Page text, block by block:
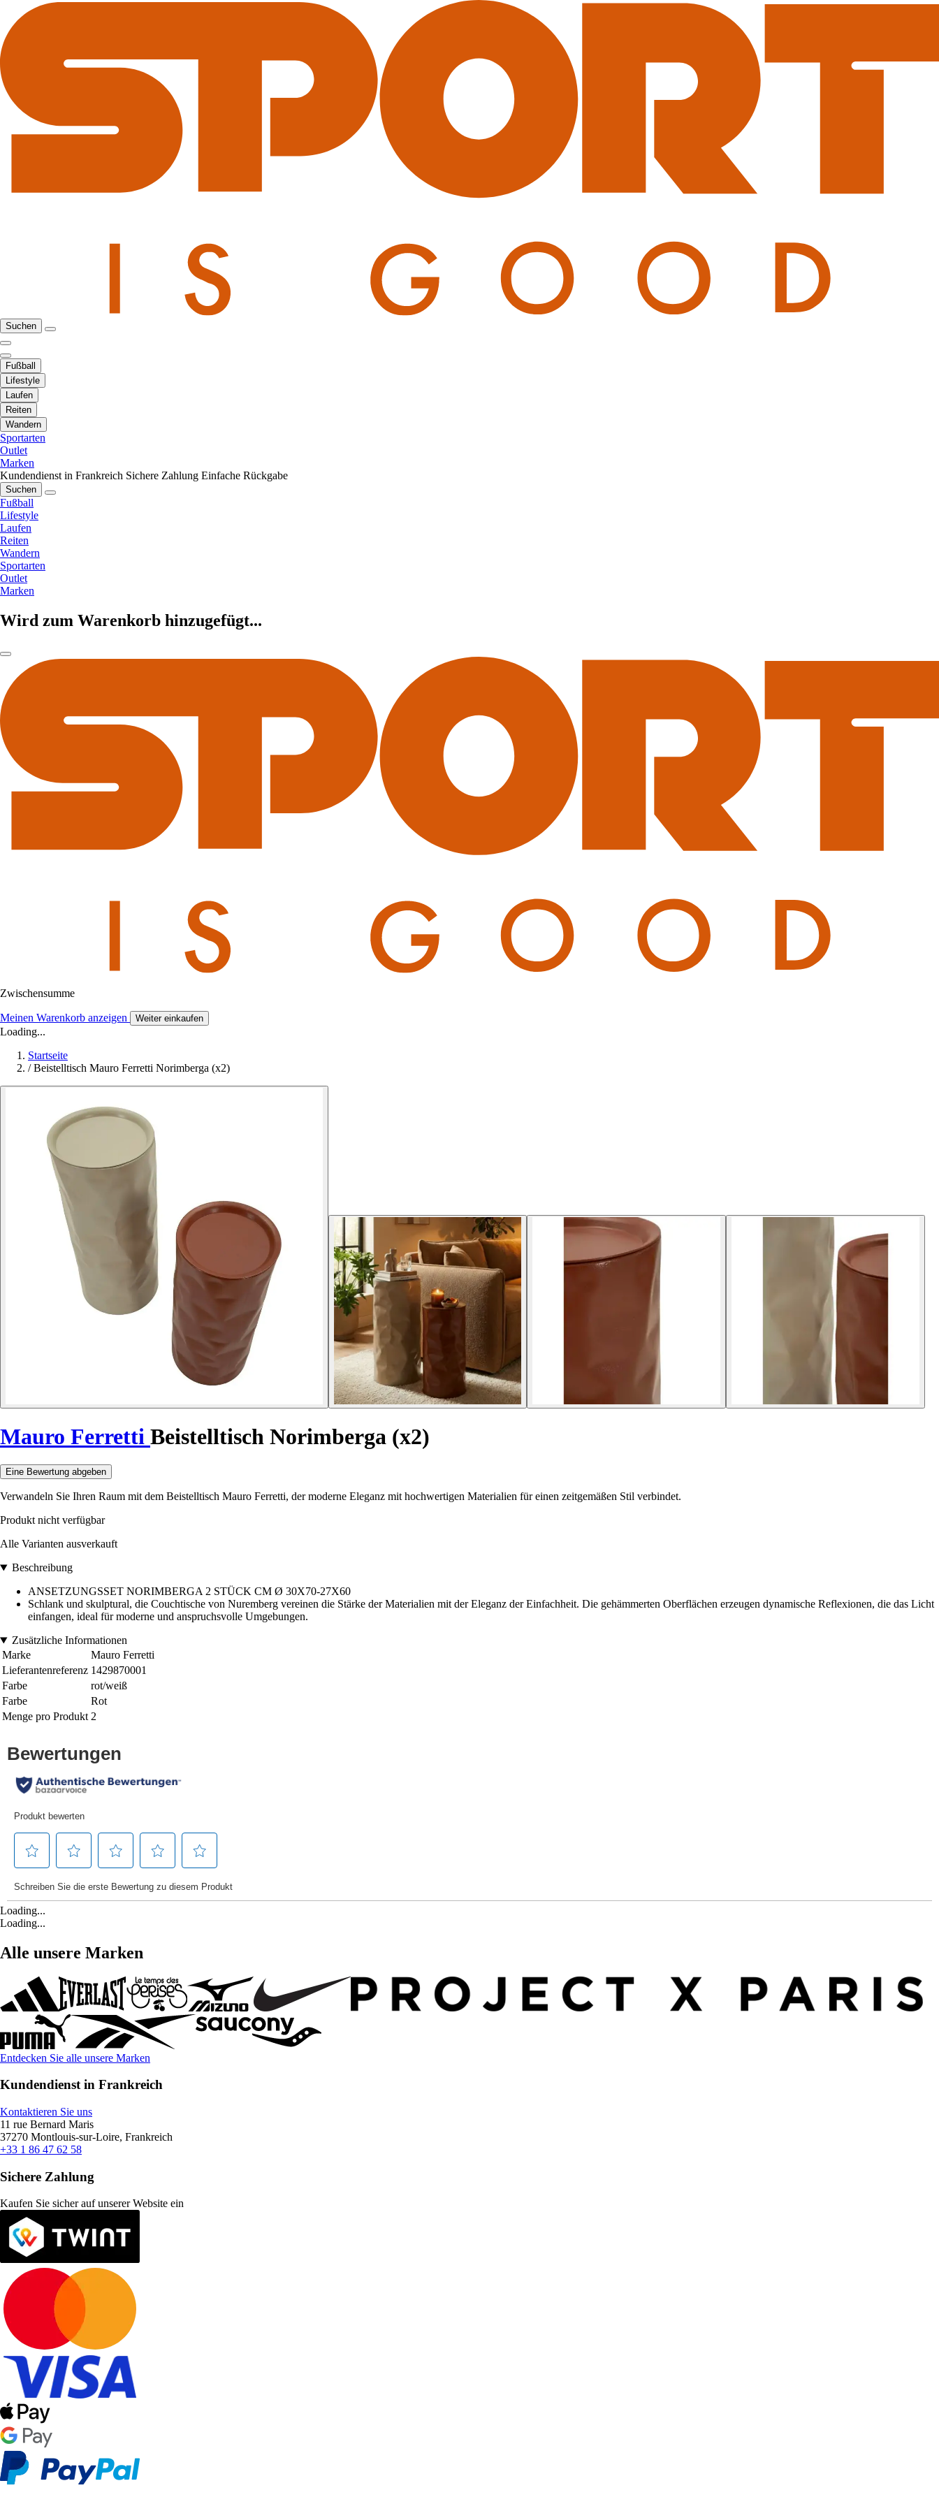
Suchen
Fußball
Lifestyle
Laufen
Reiten
Wandern
Sportarten
Outlet
Marken
Kundendienst in Frankreich Sichere Zahlung Einfache Rückgabe
Suchen
Fußball
Lifestyle
Laufen
Reiten
Wandern
Sportarten
Outlet
Marken
Wird zum Warenkorb hinzugefügt...
Zwischensumme
Meinen Warenkorb anzeigen Weiter einkaufen
Loading...
Startseite
/ Beistelltisch Mauro Ferretti Norimberga (x2)
Mauro Ferretti Beistelltisch Norimberga (x2)
Eine Bewertung abgeben
Verwandeln Sie Ihren Raum mit dem Beistelltisch Mauro Ferretti, der moderne Eleganz mit hochwertigen Materialien für einen zeitgemäßen Stil verbindet.
Produkt nicht verfügbar
Alle Varianten ausverkauft
Beschreibung
ANSETZUNGSSET NORIMBERGA 2 STÜCK CM Ø 30X70-27X60
Schlank und skulptural, die Couchtische von Nuremberg vereinen die Stärke der Materialien mit der Eleganz der Einfachheit. Die gehämmerten Oberflächen erzeugen dynamische Reflexionen, die das Licht
einfangen, ideal für moderne und anspruchsvolle Umgebungen.
Zusätzliche Informationen
Marke
Mauro Ferretti
Lieferantenreferenz 1429870001
Farbe
rot/weiß
Farbe
Rot
Menge pro Produkt 2
Loading...
Loading...
Alle unsere Marken
Entdecken Sie alle unsere Marken
Kundendienst in Frankreich
Kontaktieren Sie uns
11 rue Bernard Maris
37270 Montlouis-sur-Loire, Frankreich
+33 1 86 47 62 58
Sichere Zahlung
Kaufen Sie sicher auf unserer Website ein